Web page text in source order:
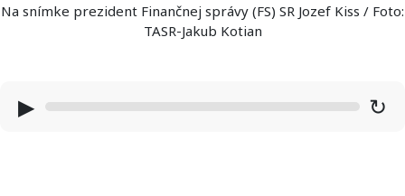
Na snímke prezident Finančnej správy (FS) SR Jozef Kiss / Foto:
TASR-Jakub Kotian
▶ ↻